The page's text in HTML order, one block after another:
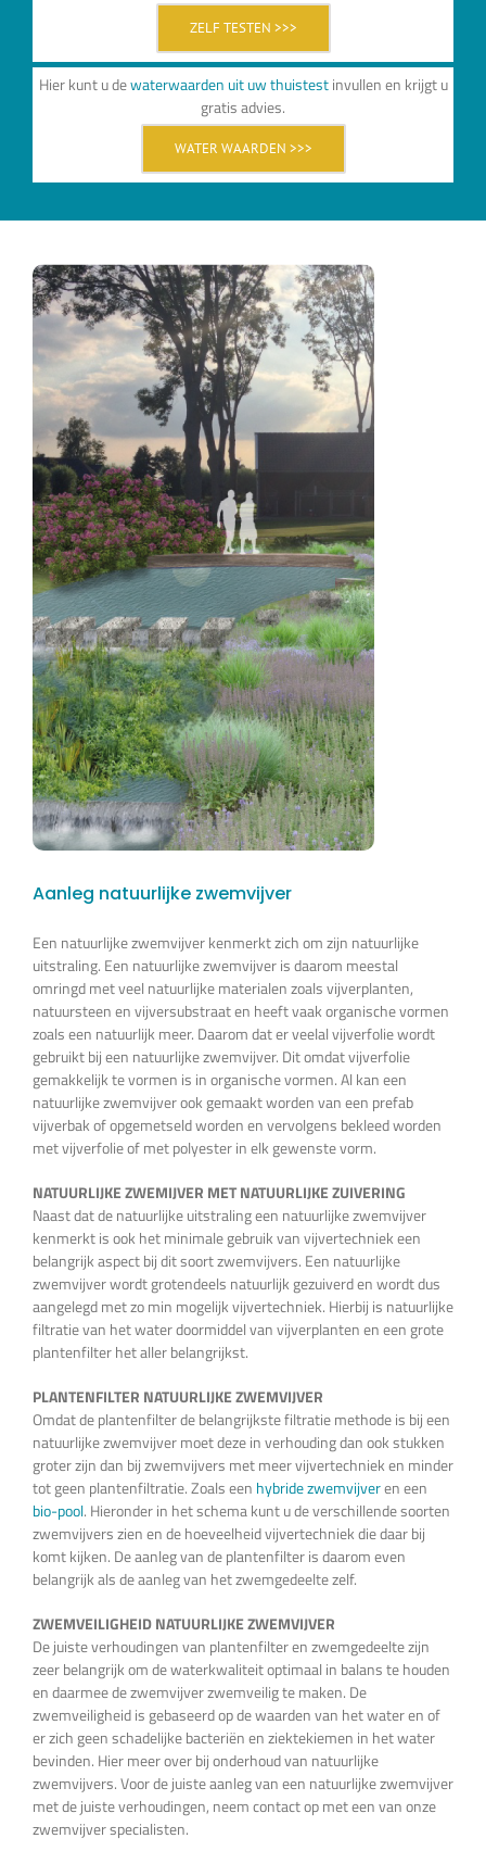
ZELF TESTEN >>>
Hier kunt u dewaterwaarden uit uw thuistestinvullen en krijgt u
gratis advies.
WATER WAARDEN >>>
Aanleg natuurlijke zwemvijver
Een natuurlijke zwemvijver kenmerkt zich om zijn natuurlijke
uitstraling. Een natuurlijke zwemvijver is daarom meestal
omringd met veel natuurlijke materialen zoals vijverplanten,
natuursteen en vijversubstraat en heeft vaak organische vormen
zoals een natuurlijk meer. Daarom dat er veelal vijverfolie wordt
gebruikt bij een natuurlijke zwemvijver. Dit omdat vijverfolie
gemakkelijk te vormen is in organische vormen. Al kan een
natuurlijke zwemvijver ook gemaakt worden van een prefab
vijverbak of opgemetseld worden en vervolgens bekleed worden
met vijverfolie of met polyester in elk gewenste vorm.
NATUURLIJKE ZWEMIJVER MET NATUURLIJKE ZUIVERING
Naast dat de natuurlijke uitstraling een natuurlijke zwemvijver
kenmerkt is ook het minimale gebruik van vijvertechniek een
belangrijk aspect bij dit soort zwemvijvers. Een natuurlijke
zwemvijver wordt grotendeels natuurlijk gezuiverd en wordt dus
aangelegd met zo min mogelijk vijvertechniek. Hierbij is natuurlijke
filtratie van het water doormiddel van vijverplanten en een grote
plantenfilter het aller belangrijkst.
PLANTENFILTER NATUURLIJKE ZWEMVIJVER
Omdat de plantenfilter de belangrijkste filtratie methode is bij een
natuurlijke zwemvijver moet deze in verhouding dan ook stukken
groter zijn dan bij zwemvijvers met meer vijvertechniek en minder
tot geen plantenfiltratie. Zoals een hybride zwemvijveren een
bio-pool. Hieronder in het schema kunt u de verschillende soorten
zwemvijvers zien en de hoeveelheid vijvertechniek die daar bij
komt kijken. De aanleg van de plantenfilter is daarom even
belangrijk als de aanleg van het zwemgedeelte zelf.
ZWEMVEILIGHEID NATUURLIJKE ZWEMVIJVER
De juiste verhoudingen van plantenfilter en zwemgedeelte zijn
zeer belangrijk om de waterkwaliteit optimaal in balans te houden
en daarmee de zwemvijver zwemveilig te maken. De
zwemveiligheid is gebaseerd op de waarden van het water en of
er zich geen schadelijke bacteriën en ziektekiemen in het water
bevinden. Hier meer over bij onderhoud van natuurlijke
zwemvijvers. Voor de juiste aanleg van een natuurlijke zwemvijver
met de juiste verhoudingen, neem contact op met een van onze
zwemvijver specialisten.